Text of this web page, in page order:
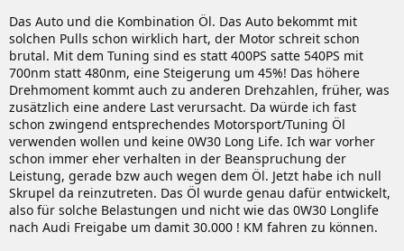
Das Auto und die Kombination Öl. Das Auto bekommt mit
solchen Pulls schon wirklich hart, der Motor schreit schon
brutal. Mit dem Tuning sind es statt 400PS satte 540PS mit
700nm statt 480nm, eine Steigerung um 45%! Das höhere
Drehmoment kommt auch zu anderen Drehzahlen, früher, was
zusätzlich eine andere Last verursacht. Da würde ich fast
schon zwingend entsprechendes Motorsport/Tuning Öl
verwenden wollen und keine 0W30 Long Life. Ich war vorher
schon immer eher verhalten in der Beanspruchung der
Leistung, gerade bzw auch wegen dem Öl. Jetzt habe ich null
Skrupel da reinzutreten. Das Öl wurde genau dafür entwickelt,
also für solche Belastungen und nicht wie das 0W30 Longlife
nach Audi Freigabe um damit 30.000 ! KM fahren zu können.